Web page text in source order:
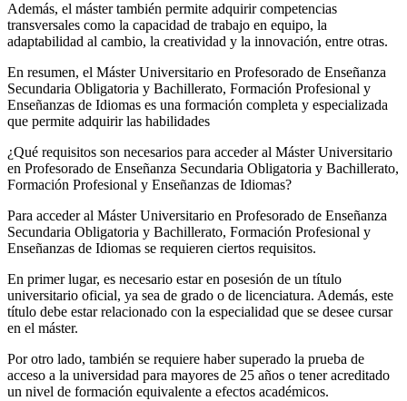
Además, el máster también permite adquirir competencias
transversales como la capacidad de trabajo en equipo, la
adaptabilidad al cambio, la creatividad y la innovación, entre otras.
En resumen, el Máster Universitario en Profesorado de Enseñanza
Secundaria Obligatoria y Bachillerato, Formación Profesional y
Enseñanzas de Idiomas es una formación completa y especializada
que permite adquirir las habilidades
¿Qué requisitos son necesarios para acceder al Máster Universitario
en Profesorado de Enseñanza Secundaria Obligatoria y Bachillerato,
Formación Profesional y Enseñanzas de Idiomas?
Para acceder al Máster Universitario en Profesorado de Enseñanza
Secundaria Obligatoria y Bachillerato, Formación Profesional y
Enseñanzas de Idiomas se requieren ciertos requisitos.
En primer lugar, es necesario estar en posesión de un título
universitario oficial, ya sea de grado o de licenciatura. Además, este
título debe estar relacionado con la especialidad que se desee cursar
en el máster.
Por otro lado, también se requiere haber superado la prueba de
acceso a la universidad para mayores de 25 años o tener acreditado
un nivel de formación equivalente a efectos académicos.